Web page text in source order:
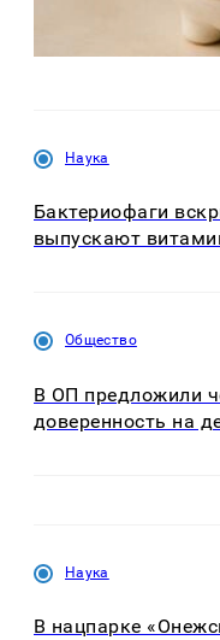
Наука
Бактериофаги
выпускают
Общество
В ОП предложили
доверенность на
Наука
В нацпарке